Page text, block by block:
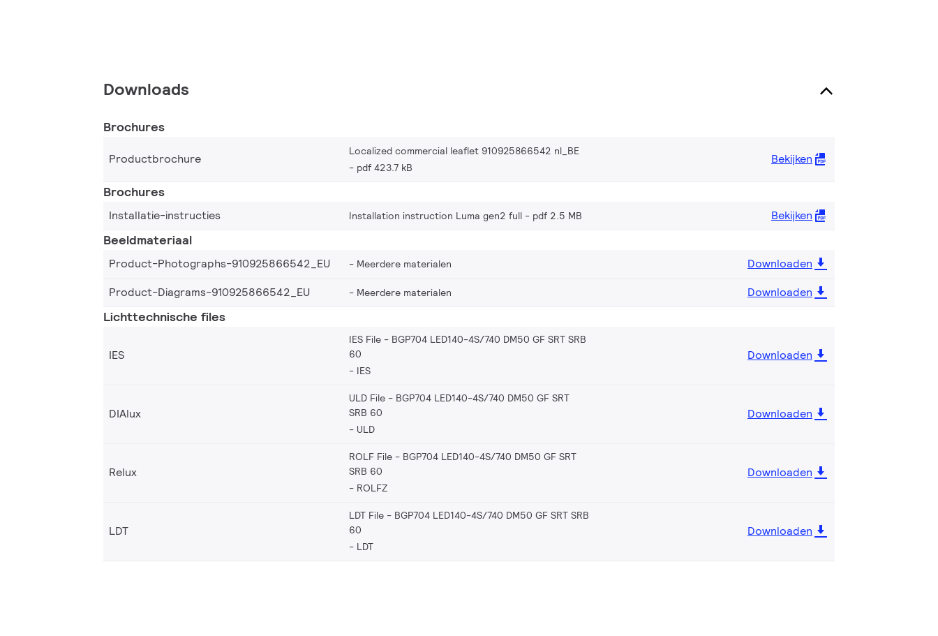
Downloads
Brochures
Productbrochure
Localized commercial leaflet 910925866542 nl_BE
pdf 423.7 kB
Bekijken
Brochures
Installatie-instructies Installation instruction Luma gen2 full pdf 2.5 MB Bekijken
Beeldmateriaal
Product-Photographs-910925866542_EU Meerdere materialen
Downloaden
Product-Diagrams-910925866542_EU
Meerdere materialen Downloaden
Lichttechnische files
IES
IES File - BGP704 LED140-4S/740 DM50 GF SRT SRB
60
IES
Downloaden
DIAlux
ULD File - BGP704 LED140-4S/740 DM50 GF SRT
SRB 60
ULD
Downloaden
Relux
ROLF File - BGP704 LED140-4S/740 DM50 GF SRT
SRB 60
ROLFZ
Downloaden
LDT
LDT File - BGP704 LED140-4S/740 DM50 GF SRT SRB
60
LDT
Downloaden